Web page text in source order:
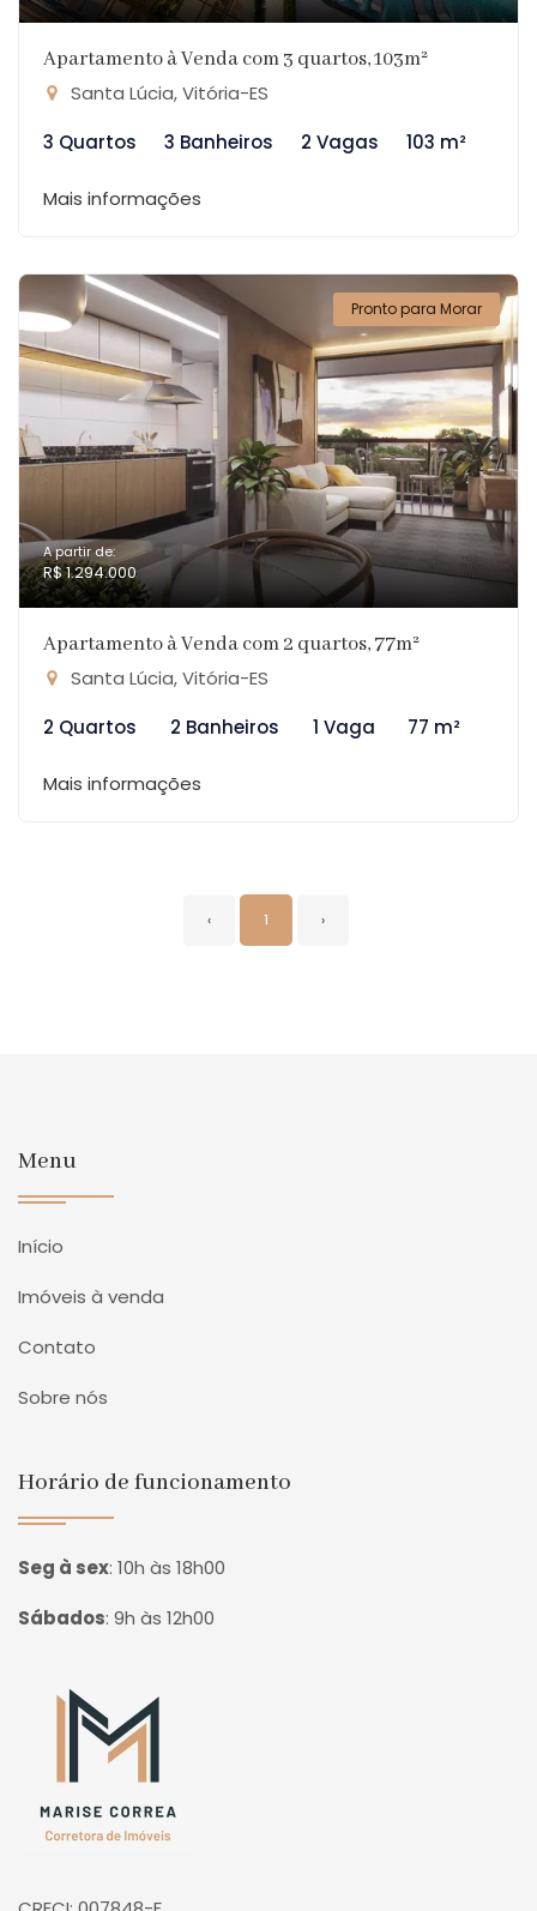
Apartamento à Venda com 3 quartos, 103m²
Santa Lúcia, Vitória-ES
3 Quartos
3 Banheiros 2 Vagas 103 m²
Mais informações
Pronto para Morar
A partir de:
R$ 1.294.000
Apartamento à Venda com 2 quartos, 77m²
Santa Lúcia, Vitória-ES
2 Quartos
2 Banheiros 1 Vaga 77 m²
Mais informações
‹ 1 ›
Menu
Início
Imóveis à venda
Contato
Sobre nós
Horário de funcionamento
Seg à sex: 10h às 18h00
Sábados: 9h às 12h00
Página inicial